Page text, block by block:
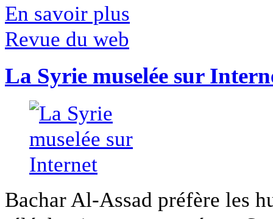
En savoir plus
Revue du web
La Syrie muselée sur
Bachar Al-Assad préfère les